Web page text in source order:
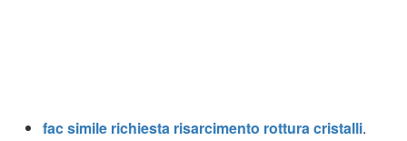
fac simile richiesta risarcimento rottura cristalli.